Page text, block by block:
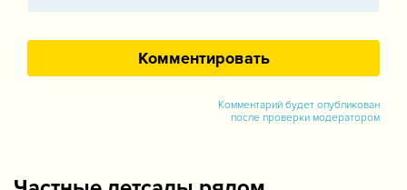
Комментарий будет опубликован
после проверки модератором